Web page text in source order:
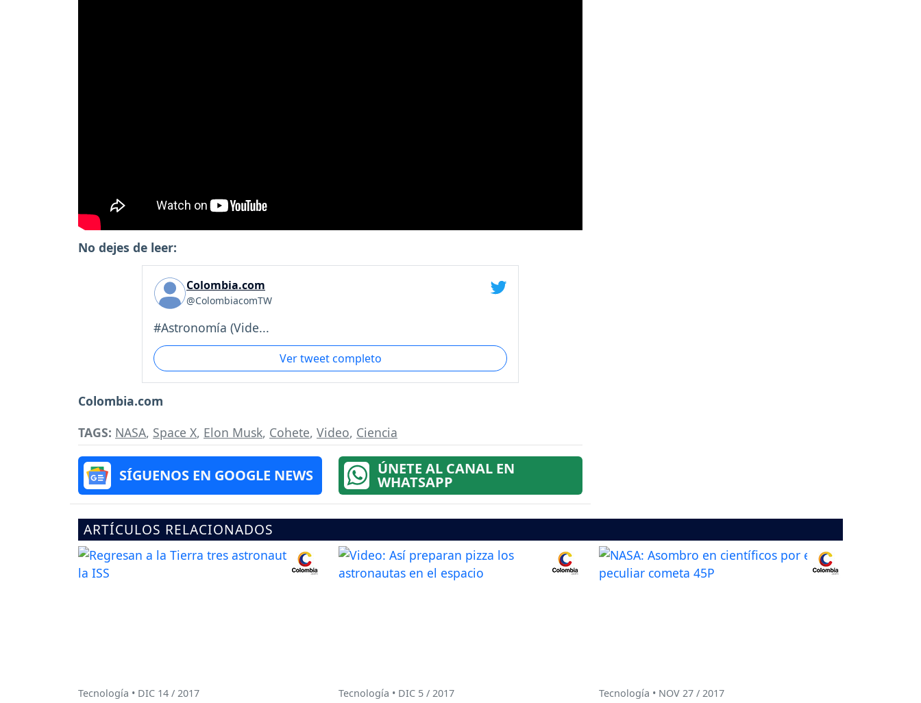
No dejes de leer:
Colombia.com
@ColombiacomTW
#Astronomía (Vide...
Ver tweet completo
Colombia.com
TAGS: NASA, Space X, Elon Musk, Cohete, Video, Ciencia
SÍGUENOS EN GOOGLE NEWS ÚNETE AL CANAL EN
WHATSAPP
ARTÍCULOS RELACIONADOS
Tecnología • DIC 14 / 2017 Tecnología • DIC 5 / 2017 Tecnología • NOV 27 / 2017